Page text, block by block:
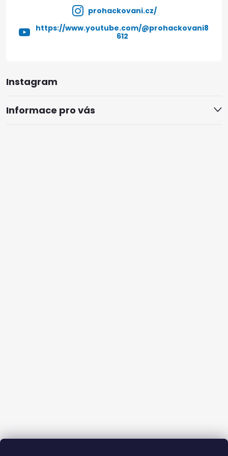
Instagram
Informace pro vás
prohackovani.cz/
https://www.youtube.com/@prohackovani8
612